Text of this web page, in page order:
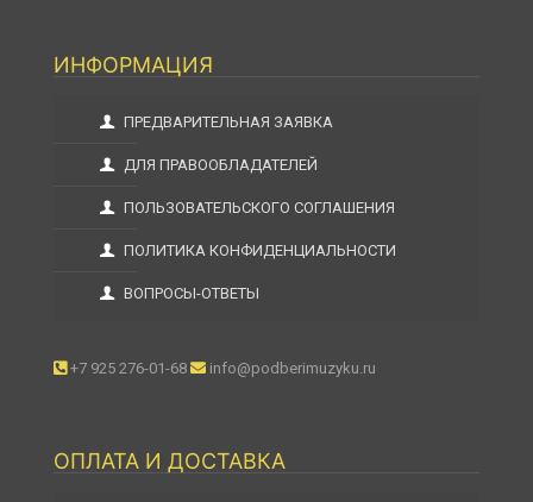
ИНФОРМАЦИЯ
ПРЕДВАРИТЕЛЬНАЯ ЗАЯВКА
ДЛЯ ПРАВООБЛАДАТЕЛЕЙ
ПОЛЬЗОВАТЕЛЬСКОГО СОГЛАШЕНИЯ
ПОЛИТИКА КОНФИДЕНЦИАЛЬНОСТИ
ВОПРОСЫ-ОТВЕТЫ
+7 925 276-01-68 info@podberimuzyku.ru
ОПЛАТА И ДОСТАВКА